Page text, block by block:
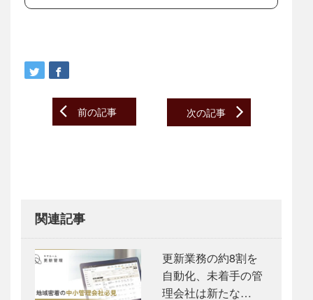
Post
navigation
前の記事 次の記事
関連記事
更新業務の約8割を
自動化、未着手の管
理会社は新たな…